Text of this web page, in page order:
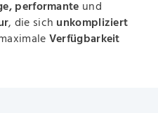
performante und
, die sich unkompliziert
Verfügbarkeit